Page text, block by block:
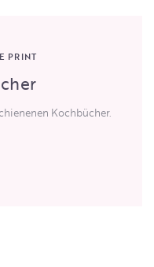
PRINT
Kochbücher.